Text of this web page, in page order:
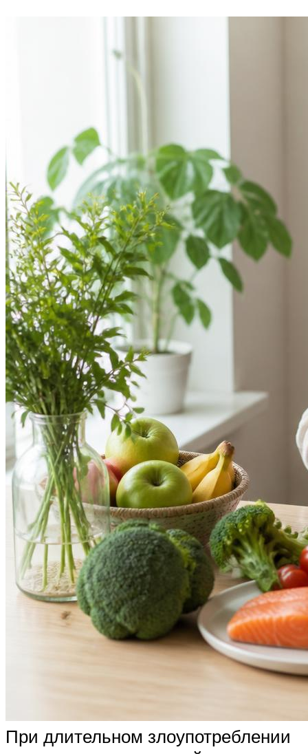
При длительном злоупотреблении